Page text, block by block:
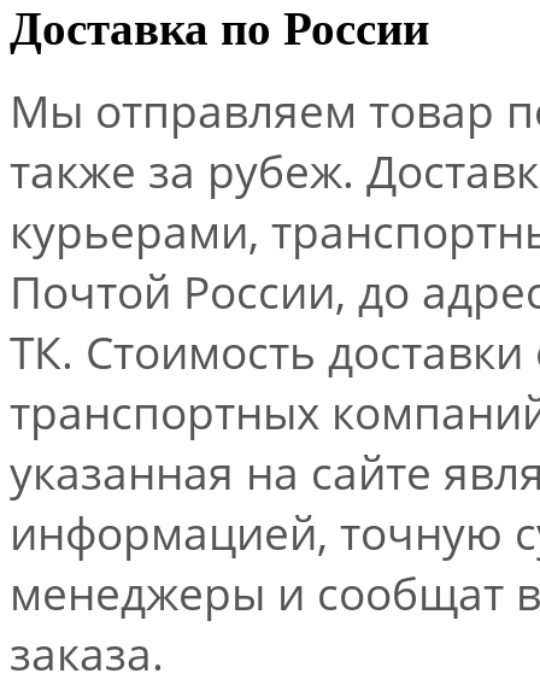
Доставка по России
Мы отправляем товар
также за рубеж.
курьерами,
Почтой России, до
ТК. Стоимость
транспортных
указанная на сайте
информацией, точную
менеджеры и сообщат
заказа.